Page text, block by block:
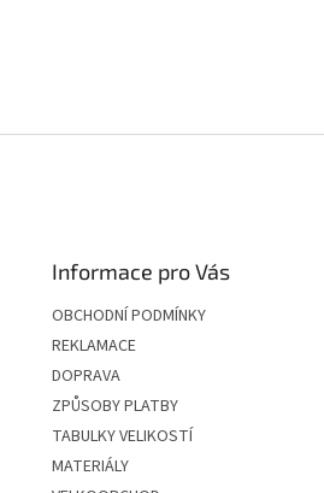
Informace pro Vás
OBCHODNÍ PODMÍNKY
REKLAMACE
DOPRAVA
ZPŮSOBY PLATBY
TABULKY VELIKOSTÍ
MATERIÁLY